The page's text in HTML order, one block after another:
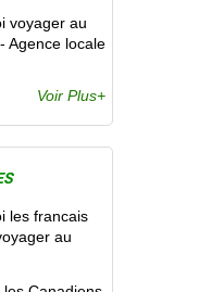
voyager au
Agence locale
Voir Plus+
les francais
au